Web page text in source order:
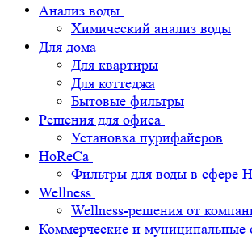
Анализ воды
Химический анализ воды
Для дома
Для квартиры
Для коттеджа
Бытовые фильтры
Решения для офиса
Установка пурифайеров
HoReCa
Фильтры для воды в сфере
Wellness
Wellness-решения от
Коммерческие и муниципальные